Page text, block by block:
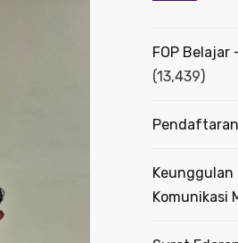
FOP Belajar
(13,439)
Pendaftaran
Keunggulan
Komunikasi